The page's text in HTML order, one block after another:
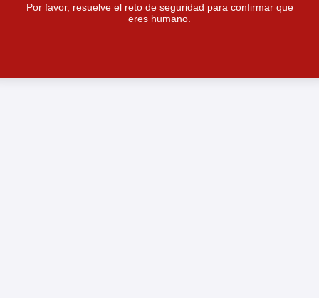
Por favor, resuelve el reto de seguridad para confirmar que
eres humano.